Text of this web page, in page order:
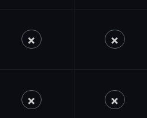
×Non ×Non
×Non ×Non